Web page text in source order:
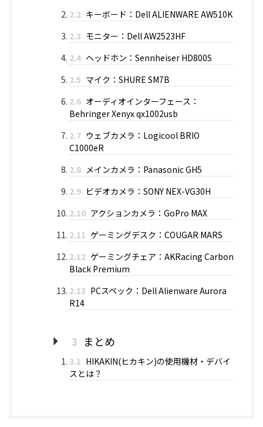
2.2 キーボード：Dell ALIENWARE AW510K
2.3 モニター：Dell AW2523HF
2.4 ヘッドホン：Sennheiser HD800S
2.5 マイク：SHURE SM7B
2.6 オーディオインターフェース：
Behringer Xenyx qx1002usb
2.7 ウェブカメラ：Logicool BRIO
C1000eR
2.8 メインカメラ：Panasonic GH5
2.9 ビデオカメラ：SONY NEX-VG30H
2.10 アクションカメラ：GoPro MAX
2.11 ゲーミングデスク：COUGAR MARS
2.12 ゲーミングチェア：AKRacing Carbon
Black Premium
2.13 PCスペック：Dell Alienware Aurora
R14
3 まとめ
3.1 HIKAKIN(ヒカキン)の使用機材・デバイ
スとは？